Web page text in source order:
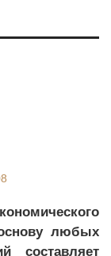
любых
составляет